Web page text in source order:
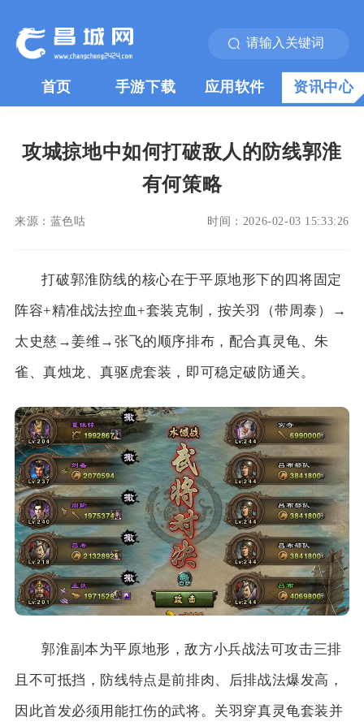
首页 手游下载 应用软件 资讯中心
攻城掠地中如何打破敌人的防线郭淮
有何策略
来源： 蓝色咕 时间： 2026-02-03 15:33:26
打破郭淮防线的核心在于平原地形下的四将固定
阵容+精准战法控血+套装克制，按关羽（带周泰）→
太史慈→姜维→张飞的顺序排布，配合真灵龟、朱
雀、真烛龙、真驱虎套装，即可稳定破防通关。
郭淮副本为平原地形，敌方小兵战法可攻击三排
且不可抵挡，防线特点是前排肉、后排战法爆发高，
因此首发必须用能扛伤的武将。关羽穿真灵龟套装并